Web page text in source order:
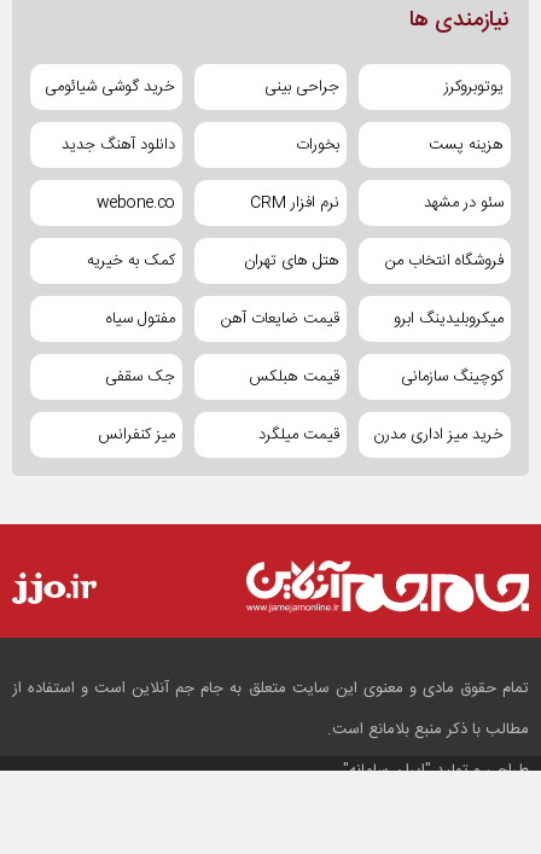
نیازمندی ها
یوتوبروکرز جراحی بینی خرید گوشی شیائومی
هزینه پست بخورات دانلود آهنگ جدید
سئو در مشهد نرم افزار CRM webone.co
فروشگاه انتخاب من هتل های تهران کمک به خیریه
میکروبلیدینگ ابرو قیمت ضایعات آهن مفتول سیاه
کوچینگ سازمانی قیمت هبلکس جک سقفی
خرید میز اداری مدرن قیمت میلگرد میز کنفرانس
تمام حقوق مادی و معنوی این سایت متعلق به جام جم آنلاین است و استفاده از
مطالب با ذکر منبع بلامانع است.
طراحی و تولید"ایران سامانه"